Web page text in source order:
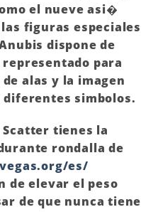
el nueve asi�
figuras especiales
dispone de
para
alas y la imagen
diferentes simbolos.
tienes la
rondalla de
es/
de elevar el peso
de que nunca tiene